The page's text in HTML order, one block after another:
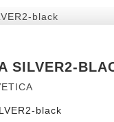
SILVER2-
black